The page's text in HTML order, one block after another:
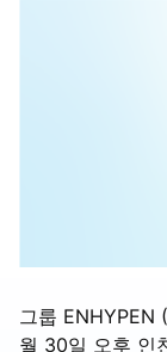
그룹 ENHYPEN
월 30일 오후 인